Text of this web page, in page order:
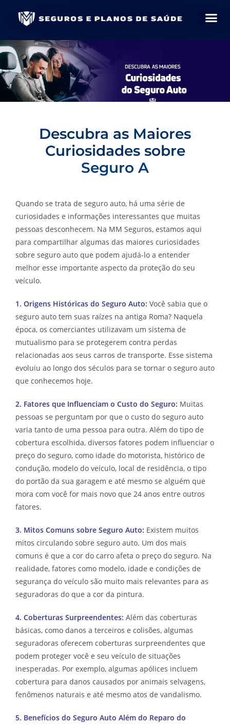
Descubra as Maiores
Curiosidades sobre
eguro A ut
Quando se trata de seguro auto, há uma série de
curiosidades e informações interessantes que muitas
pessoas desconhecem. Na MM Seguros, estamos aqui
para compartilhar algumas das maiores curiosidades
sobre seguro auto que podem ajudá-lo a entender
melhor esse importante aspecto da proteção do seu
veículo.
1. Origens Históricas do Seguro Auto: Você sabia que o
seguro auto tem suas raízes na antiga Roma? Naquela
época, os comerciantes utilizavam um sistema de
mutualismo para se protegerem contra perdas
relacionadas aos seus carros de transporte. Esse sistema
evoluiu ao longo dos séculos para se tornar o seguro auto
que conhecemos hoje.
2. Fatores que Influenciam o Custo do Seguro: Muitas
pessoas se perguntam por que o custo do seguro auto
varia tanto de uma pessoa para outra. Além do tipo de
cobertura escolhida, diversos fatores podem influenciar o
preço do seguro, como idade do motorista, histórico de
condução, modelo do veículo, local de residência, o tipo
do portão da sua garagem e até mesmo se alguém que
mora com você for mais novo que 24 anos entre outros
fatores.
3. Mitos Comuns sobre Seguro Auto: Existem muitos
mitos circulando sobre seguro auto. Um dos mais
comuns é que a cor do carro afeta o preço do seguro. Na
realidade, fatores como modelo, idade e condições de
segurança do veículo são muito mais relevantes para as
seguradoras do que a cor da pintura.
4. Coberturas Surpreendentes: Além das coberturas
básicas, como danos a terceiros e colisões, algumas
seguradoras oferecem coberturas surpreendentes que
podem proteger você e seu veículo de situações
inesperadas. Por exemplo, algumas apólices incluem
cobertura para danos causados por animais selvagens,
fenômenos naturais e até mesmo atos de vandalismo.
5. Benefícios do Seguro Auto Além do Reparo do